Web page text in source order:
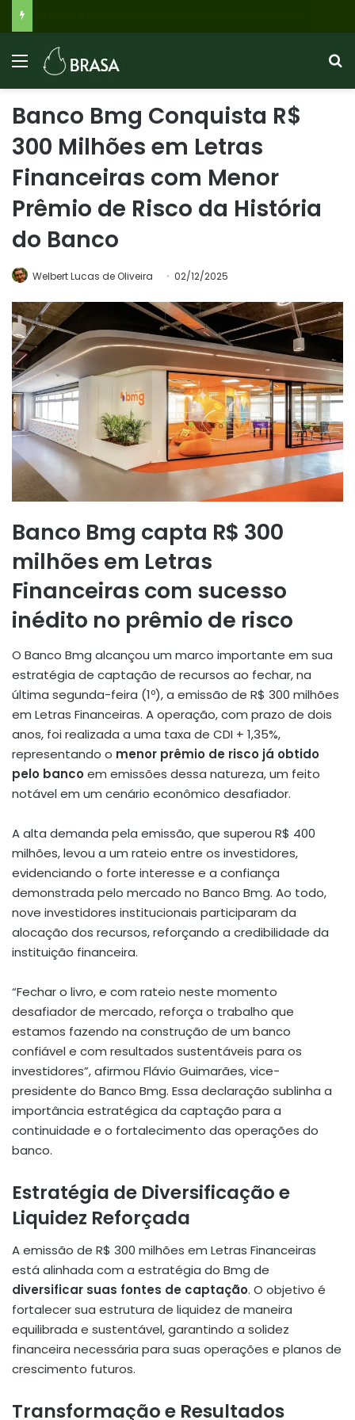
Banco Bmg Conquista R$
300 Milhões em Letras
Financeiras com Menor
Prêmio de Risco da História
do Banco
Welbert Lucas de Oliveira 02/12/2025
Banco Bmg capta R$ 300
milhões em Letras
Financeiras com sucesso
inédito no prêmio de risco
O Banco Bmg alcançou um marco importante em sua
estratégia de captação de recursos ao fechar, na
última segunda-feira (1º), a emissão de R$ 300 milhões
em Letras Financeiras. A operação, com prazo de dois
anos, foi realizada a uma taxa de CDI + 1,35%,
representando o menor prêmio de risco já obtido
pelo banco em emissões dessa natureza, um feito
notável em um cenário econômico desafiador.
A alta demanda pela emissão, que superou R$ 400
milhões, levou a um rateio entre os investidores,
evidenciando o forte interesse e a confiança
demonstrada pelo mercado no Banco Bmg. Ao todo,
nove investidores institucionais participaram da
alocação dos recursos, reforçando a credibilidade da
instituição financeira.
“Fechar o livro, e com rateio neste momento
desafiador de mercado, reforça o trabalho que
estamos fazendo na construção de um banco
confiável e com resultados sustentáveis para os
investidores”, afirmou Flávio Guimarães, vice-
presidente do Banco Bmg. Essa declaração sublinha a
importância estratégica da captação para a
continuidade e o fortalecimento das operações do
banco.
Estratégia de Diversificação e
Liquidez Reforçada
A emissão de R$ 300 milhões em Letras Financeiras
está alinhada com a estratégia do Bmg de
diversificar suas fontes de captação. O objetivo é
fortalecer sua estrutura de liquidez de maneira
equilibrada e sustentável, garantindo a solidez
financeira necessária para suas operações e planos de
crescimento futuros.
Transformação e Resultados